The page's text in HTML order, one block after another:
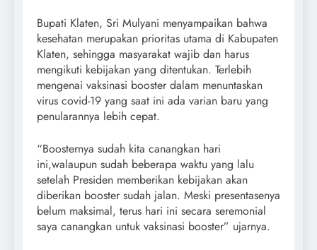
Bupati Klaten, Sri Mulyani menyampaikan bahwa
kesehatan merupakan prioritas utama di Kabupaten
Klaten, sehingga masyarakat wajib dan harus
mengikuti kebijakan yang ditentukan. Terlebih
mengenai vaksinasi booster dalam menuntaskan
virus covid-19 yang saat ini ada varian baru yang
penularannya lebih cepat.
“Boosternya sudah kita canangkan hari
ini,walaupun sudah beberapa waktu yang lalu
setelah Presiden memberikan kebijakan akan
diberikan booster sudah jalan. Meski presentasenya
belum maksimal, terus hari ini secara seremonial
saya canangkan untuk vaksinasi booster” ujarnya.